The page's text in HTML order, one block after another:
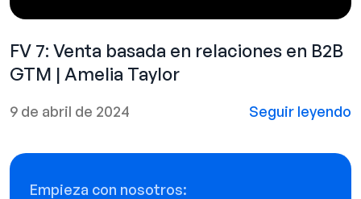
FV 7: Venta basada en relaciones en B2B
GTM | Amelia Taylor
9 de abril de 2024 Seguir leyendo
Empieza con nosotros: